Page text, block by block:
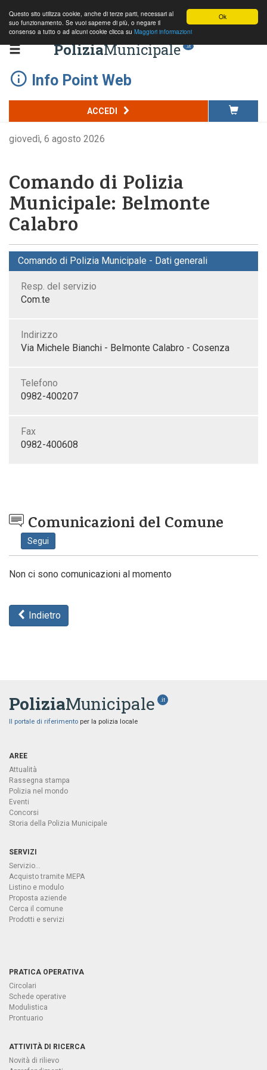
Ok
Questo sito utilizza cookie, anche di terze parti, necessari al
suo funzionamento. Se vuoi saperne di più, o negare il
consenso a tutto o ad alcuni cookie clicca su Maggiori informazioni
PoliziaMunicipale .it
Info Point Web
ACCEDI
giovedì, 6 agosto 2026
Comando di Polizia
Municipale: Belmonte
Calabro
Comando di Polizia Municipale - Dati generali
Resp. del servizio
Com.te
Indirizzo
Via Michele Bianchi - Belmonte Calabro - Cosenza
Telefono
0982-400207
Fax
0982-400608
Comunicazioni del Comune
Segui
Non ci sono comunicazioni al momento
Indietro
PoliziaMunicipale .it
Il portale di riferimento per la polizia locale
AREE
Attualità
Rassegna stampa
Polizia nel mondo
Eventi
Concorsi
Storia della Polizia Municipale
SERVIZI
Servizio...
Acquisto tramite MEPA
Listino e modulo
Proposta aziende
Cerca il comune
Prodotti e servizi
PRATICA OPERATIVA
Circolari
Schede operative
Modulistica
Prontuario
ATTIVITÀ DI RICERCA
Novità di rilievo